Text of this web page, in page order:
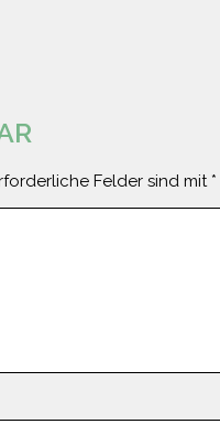
Felder sind mit *